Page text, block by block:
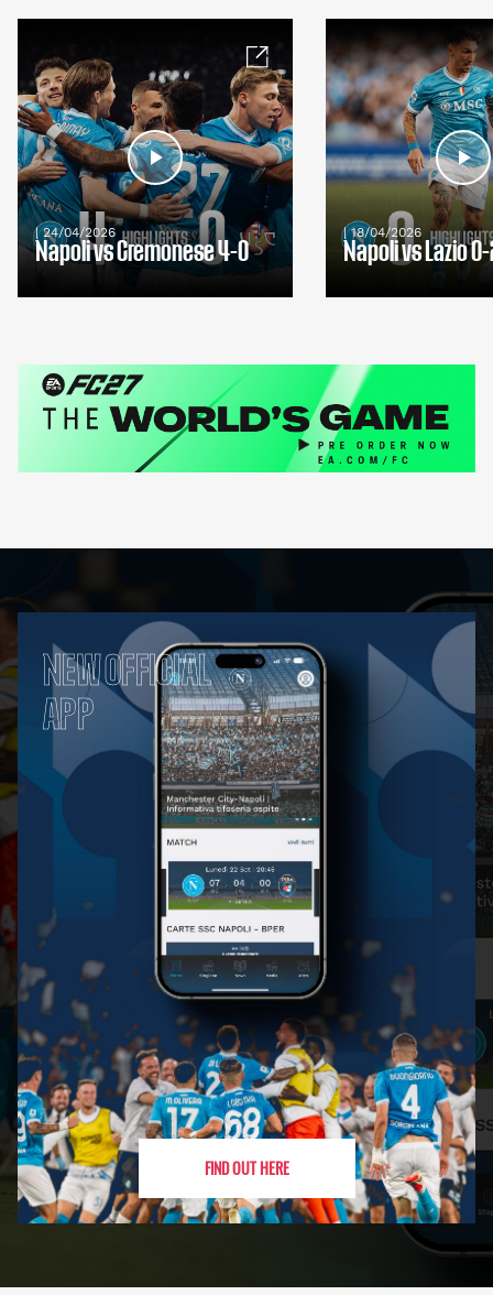
| 24/04/2026
Napoli vs Cremonese 4-0
| 18/04/2026
Napoli vs Lazio
NEW OFFICIAL
APP
FIND OUT HERE